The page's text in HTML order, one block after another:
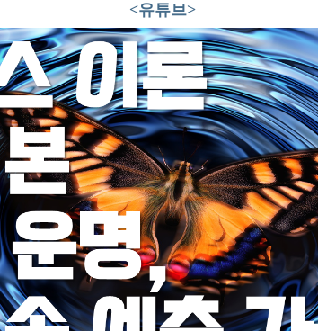
<유튜브>